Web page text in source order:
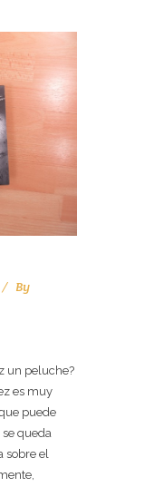
By
un peluche?
es muy
puede
queda
sobre el